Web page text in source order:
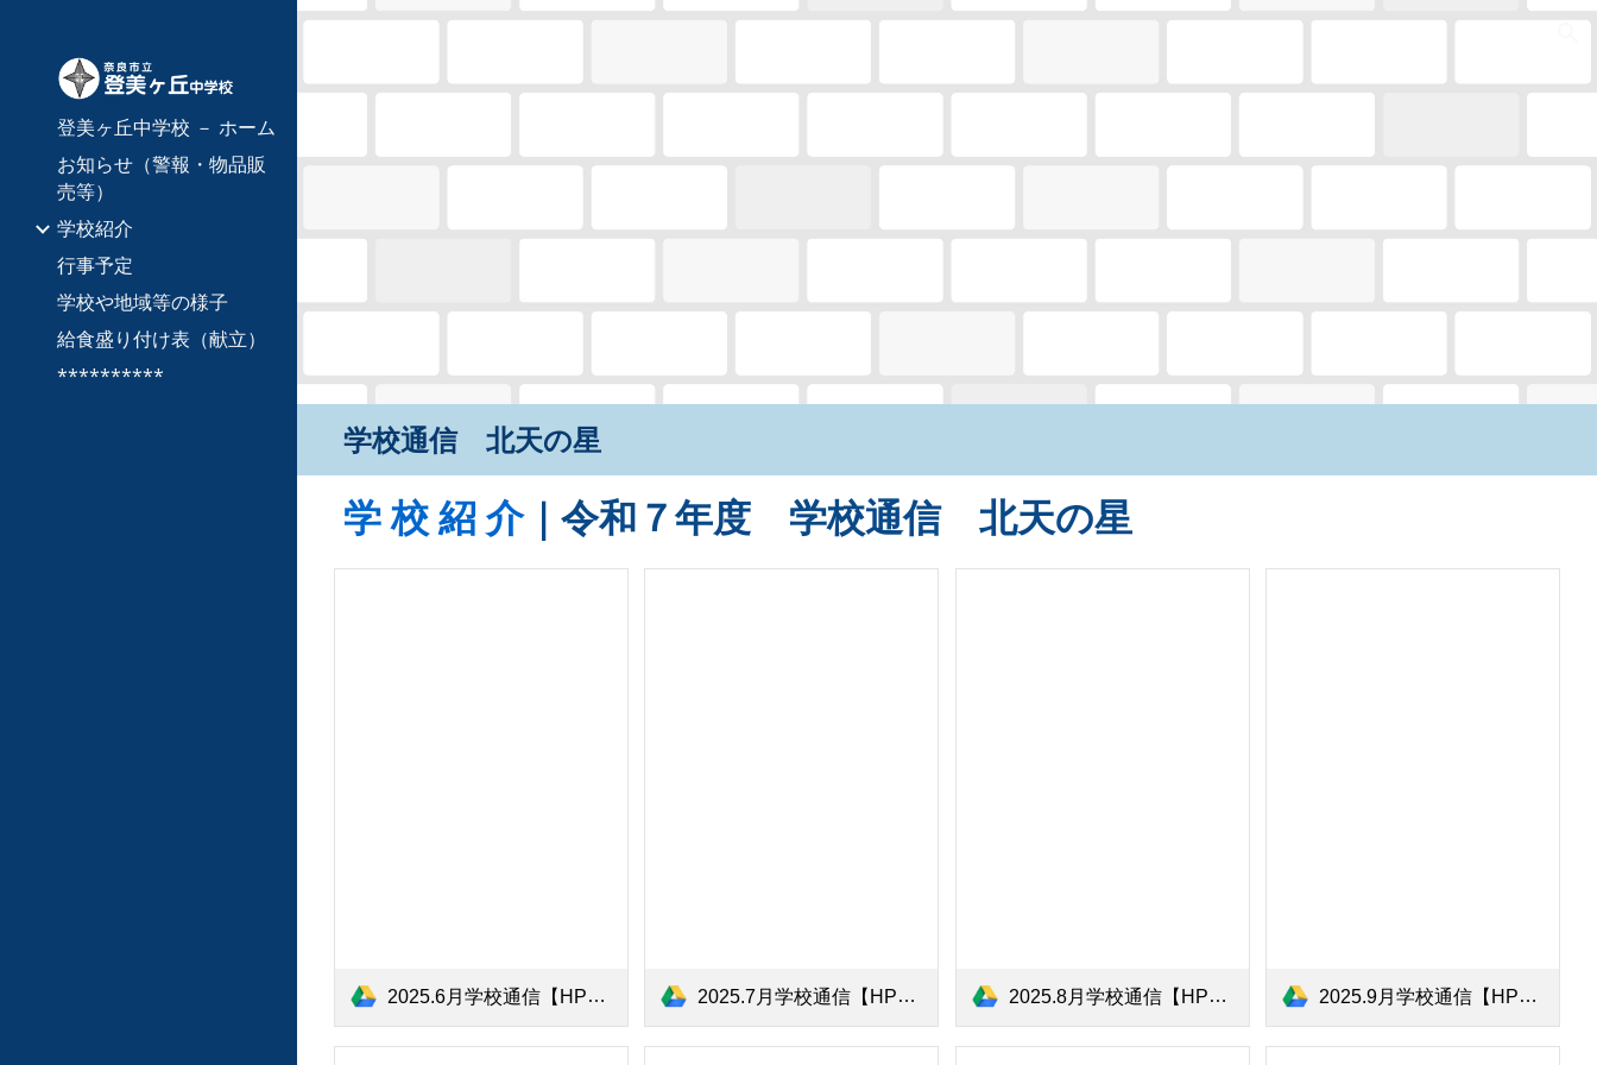
登美ヶ丘中学校 － ホーム
お知らせ（警報・物品販
売等）
学校紹介
行事予定
学校や地域等の様子
給食盛り付け表（献立）
**********
学校通信 北天の星
学 校 紹 介｜ 令和７年度 学校通信 北天の星
2025.6月学校通信【HP用】.pdf 2025.7月学校通信【HP用】.pdf 2025.8月学校通信【HP用】.pdf 2025.9月学校通信【HP用】.pdf